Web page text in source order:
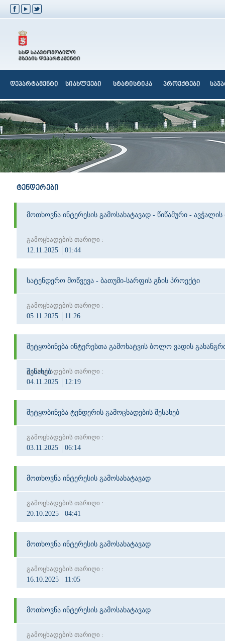
დეპარტამენტი სიახლეები სტატისტიკა პროექტები
ტენდერები
მოთხოვნა ინტერესის გამოსახატავად - წიწამური - ავჭალის
გამოცხადების თარიღი :
12.11.2025
01:44
სატენდერო მოწვევა - ბათუმი-სარფის გზის პროექტი
გამოცხადების თარიღი :
05.11.2025
11:26
შეტყობინება ინტერესთა გამოხატვის ბოლო ვადის
შესახებ
გამოცხადების თარიღი :
04.11.2025
12:19
შეტყობინება ტენდერის გამოცხადების შესახებ
გამოცხადების თარიღი :
03.11.2025
06:14
მოთხოვნა ინტერესის გამოსახატავად
გამოცხადების თარიღი :
20.10.2025
04:41
მოთხოვნა ინტერესის გამოსახატავად
გამოცხადების თარიღი :
16.10.2025
11:05
მოთხოვნა ინტერესის გამოსახატავად
გამოცხადების თარიღი :